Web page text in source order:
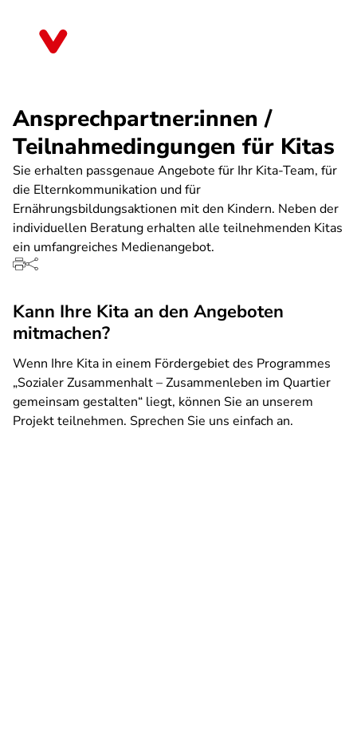
Ansprechpartner:innen /
Teilnahmedingungen für Kitas
Sie erhalten passgenaue Angebote für Ihr Kita-Team, für
die Elternkommunikation und für
Ernährungsbildungsaktionen mit den Kindern. Neben der
individuellen Beratung erhalten alle teilnehmenden Kitas
ein umfangreiches Medienangebot.
Kann Ihre Kita an den Angeboten
mitmachen?
Wenn Ihre Kita in einem Fördergebiet des Programmes
„Sozialer Zusammenhalt – Zusammenleben im Quartier
gemeinsam gestalten“ liegt, können Sie an unserem
Projekt teilnehmen. Sprechen Sie uns einfach an.